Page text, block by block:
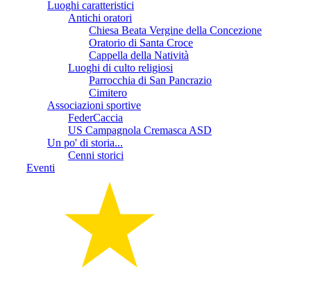
Luoghi caratteristici
Antichi oratori
Chiesa Beata Vergine della Concezione
Oratorio di Santa Croce
Cappella della Natività
Luoghi di culto religiosi
Parrocchia di San Pancrazio
Cimitero
Associazioni sportive
FederCaccia
US Campagnola Cremasca ASD
Un po' di storia...
Cenni storici
Eventi